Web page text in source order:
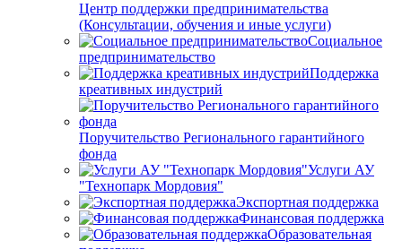
Центр поддержки предпринимательства
(Консультации, обучения и иные услуги)
Социальное
предпринимательство
Поддержка
креативных индустрий
Поручительство Регионального гарантийного
фонда
Услуги АУ
"Технопарк Мордовия"
Экспортная поддержка
Финансовая поддержка
Образовательная